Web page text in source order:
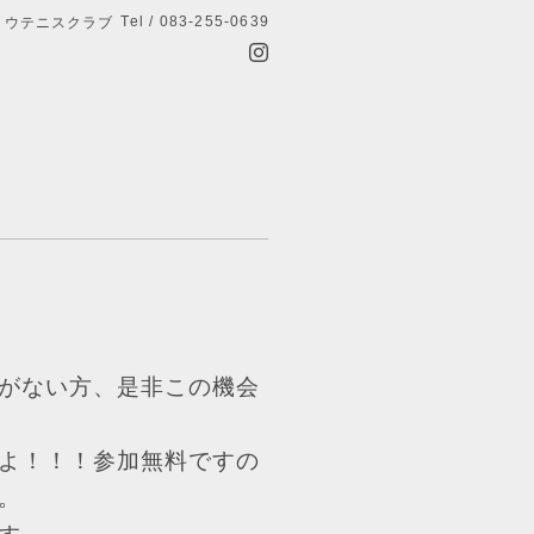
ウテニスクラブ Tel / 083-255-0639
ない方、是非この機会
！！！参加無料ですの